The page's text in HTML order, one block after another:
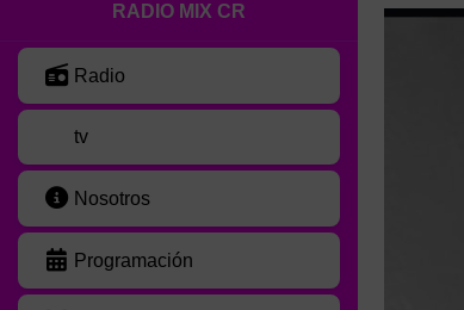
RADIO MIX CR
Radio
tv
Nosotros
Programación